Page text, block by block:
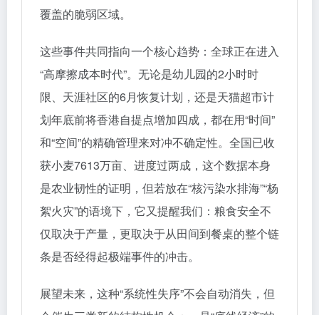
覆盖的脆弱区域。
这些事件共同指向一个核心趋势：全球正在进入
“高摩擦成本时代”。无论是幼儿园的2小时时
限、天涯社区的6月恢复计划，还是天猫超市计
划年底前将香港自提点增加四成，都在用“时间”
和“空间”的精确管理来对冲不确定性。全国已收
获小麦7613万亩、进度过两成，这个数据本身
是农业韧性的证明，但若放在“核污染水排海”“杨
絮火灾”的语境下，它又提醒我们：粮食安全不
仅取决于产量，更取决于从田间到餐桌的整个链
条是否经得起极端事件的冲击。
展望未来，这种“系统性失序”不会自动消失，但